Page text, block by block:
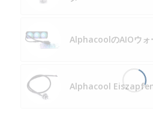
AlphacoolのAIOウォ
Alphacool